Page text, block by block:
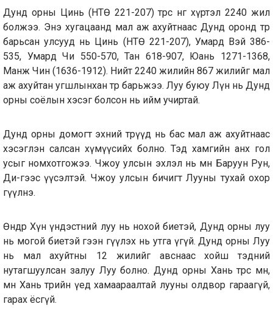
Дунд орны Цинь (НТӨ 221-207) төрөөс өнөөг хүртэл 2240 жил
болжээ. Энэ хугацаанд мал аж ахуйтнаас Дунд оронд төр
барьсан улсууд нь Цинь (НТӨ 221-207), Умард Вэй 386-
535, Умард Чи 550-570, Тан 618-907, Юань 1271-1368,
Манж Чин (1636-1912). Нийт 2240 жилийн 867 жилийг мал
аж ахуйтан угшлынхан төр барьжээ. Луу буюу Лүн нь Дунд
орны соёлын хэсэг болсон нь ийм учиртай.
Дунд орны домогт эхний төрүүд нь бас мал аж ахуйтнаас
хэсэглэн салсан хүмүүсийх болно. Тэд хамгийн анх гол
усыг номхотгожээ. Чжоу улсын эхлэл нь мөн Баруун Рун,
Ди-гээс үүсэлтэй. Чжоу улсын бичигт Лууны тухай охор
өгүүлнэ.
Өнөөдөр Хүн үндэстний луу нь нохой биетэй, Дунд орны луу
нь могой биетэй гээн өгүүлэх нь утга үгүй. Дунд орны Луу
нь мал ахуйтны 12 жилийг авснаас хойш тэдний
нутагшуулсан залуу Луу болно. Дунд орны Хань төрөөс өмнө,
мөн Хань төрийн үед хамаараалтай лууны олдвор гараагүй,
гарах ёсгүй.